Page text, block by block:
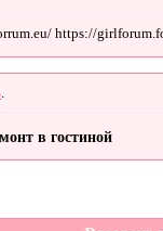
https://
в гостиной